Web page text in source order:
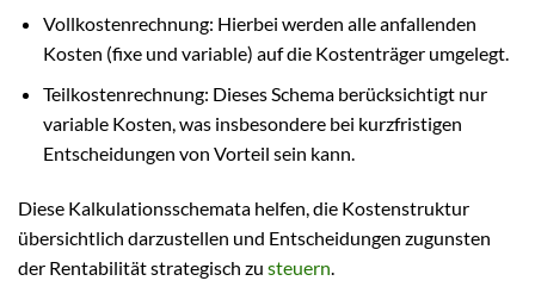
Vollkostenrechnung: Hierbei werden alle anfallenden
Kosten (fixe und variable) auf die Kostenträger umgelegt.
Teilkostenrechnung: Dieses Schema berücksichtigt nur
variable Kosten, was insbesondere bei kurzfristigen
Entscheidungen von Vorteil sein kann.
Diese Kalkulationsschemata helfen, die Kostenstruktur
übersichtlich darzustellen und Entscheidungen zugunsten
der Rentabilität strategisch zu steuern.